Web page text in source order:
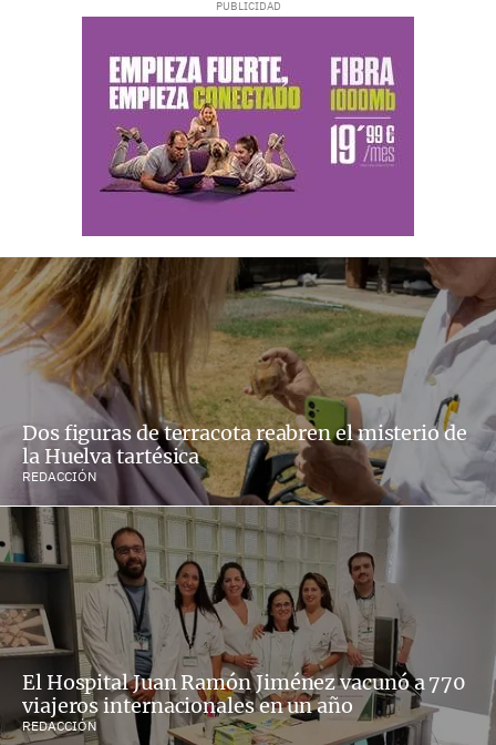
Dos figuras de terracota reabren el misterio de
la Huelva tartésica
REDACCIÓN
El Hospital Juan Ramón Jiménez vacunó a 770
viajeros internacionales en un año
REDACCIÓN